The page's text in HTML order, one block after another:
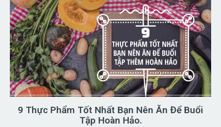
9 Thực Phẩm Tốt Nhất Bạn Nên Ăn Để Buổi
Tập Hoàn Hảo.